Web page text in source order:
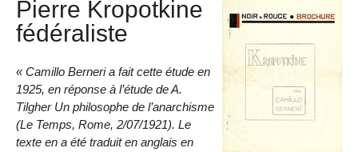
Pierre Kropotkine
fédéraliste
Camillo Berneri a fait cette étude en
1925, en réponse à l’étude de A.
Tilgher Un philosophe de l’anarchisme
(Le Temps, Rome, 2/07/1921). Le
texte en a été traduit en anglais en